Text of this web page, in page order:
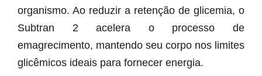
organismo. Ao reduzir a retenção de glicemia, o
Subtran 2 acelera o processo de
emagrecimento, mantendo seu corpo nos limites
glicêmicos ideais para fornecer energia.